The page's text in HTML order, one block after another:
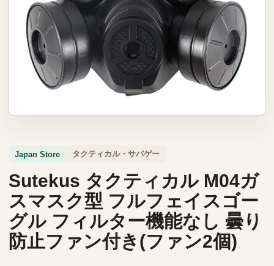
Japan Store タクティカル・サバゲー
Sutekus タクティカル M04ガ
スマスク型 フルフェイスゴー
グル フィルター機能なし 曇り
防止ファン付き(ファン2個)